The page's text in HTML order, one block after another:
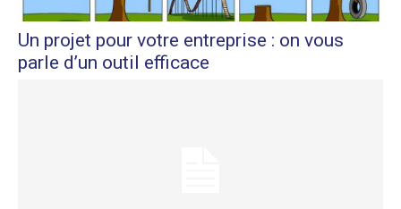
Un projet pour votre entreprise : on vous
parle d’un outil efficace